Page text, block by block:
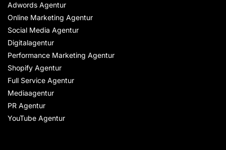
Adwords Agentur
Online Marketing Agentur
Social Media Agentur
Digitalagentur
Performance Marketing Agentur
Shopify Agentur
Full Service Agentur
Mediaagentur
PR Agentur
YouTube Agentur